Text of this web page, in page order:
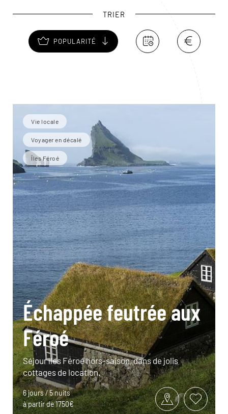
TRIER
POPULARITÉ
Vie locale
Voyager en décalé
Îles Féroé
Échappée feutrée aux
Féroé
Séjour îles Féroé hors-saison, dans de jolis
cottages de location.
6 jours / 5 nuits
à partir de 1750€